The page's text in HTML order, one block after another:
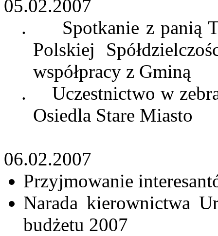
05.02.2007
.
Spotkanie z panią
Polskiej
współpracy z Gminą
.
Uczestnictwo w
Osiedla Stare Miasto
06.02.2007
Przyjmowanie
Narada kierownictwa
budżetu 2007